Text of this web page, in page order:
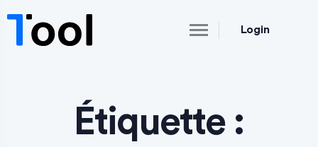
Login
Étiquette :